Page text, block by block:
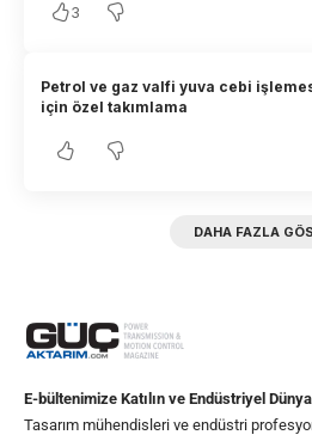
3
Petrol ve gaz valfi yuva cebi
için özel takımlama
DAHA FAZLA
E-bültenimize Katılın ve Endüstriyel
Tasarım mühendisleri ve endüstri